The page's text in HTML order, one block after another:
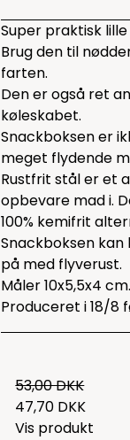
Super praktisk
Brug den til
farten.
Den er også ret
køleskabet.
Snackboksen er
meget flydende
Rustfrit stål er et
opbevare mad i.
100% kemifrit
Snackboksen kan
på med flyverust.
Måler 10x5,5x4 cm.
Produceret i 18/8
53,00 DKK
47,70 DKK
Vis produkt